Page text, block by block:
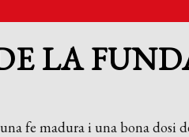
LA
fe madura i una bona dosi